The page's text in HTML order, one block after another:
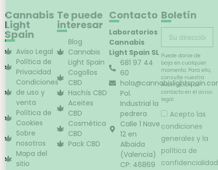
Cannabis
Light
Spain
Aviso Legal
Política de
Privacidad
Condiciones
de uso y
venta
Política de
Cookies
Sobre
nosotros
Mapa del
sitio
Te puede
interesar
Blog
Cannabis
Light Spain
Cogollos
CBD
Hachís CBD
Aceites
CBD
Cosmética
CBD
Pack CBD
Contacto
Laboratorios
Cannabis
Light Spain SL
681 97 44
60
Pol.
Industrial la
pedrera
Calle 1 Nave
12 en
Albaida
(Valencia)
CP: 46869
Boletín
Puede darse de
baja en cualquier
momento. Para ello,
consulte nuestra
información de
contacto en el aviso
legal.
Acepto las
condiciones
generales y la
política de
confidencialidad